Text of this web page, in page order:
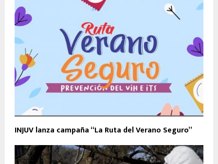
INJUV lanza campaña “La Ruta del Verano Seguro”